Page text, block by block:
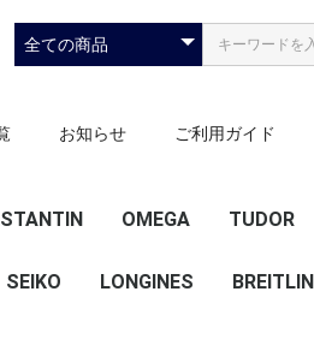
お知らせ ご利用ガイド
OMEGA
スピードマスター
シーマスター
デビル
コンステレーション
TUDOR
ブラック
その他
SEIKO LONGINES